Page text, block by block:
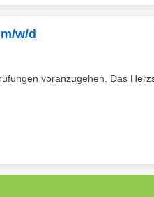
w/d
voranzugehen. Das